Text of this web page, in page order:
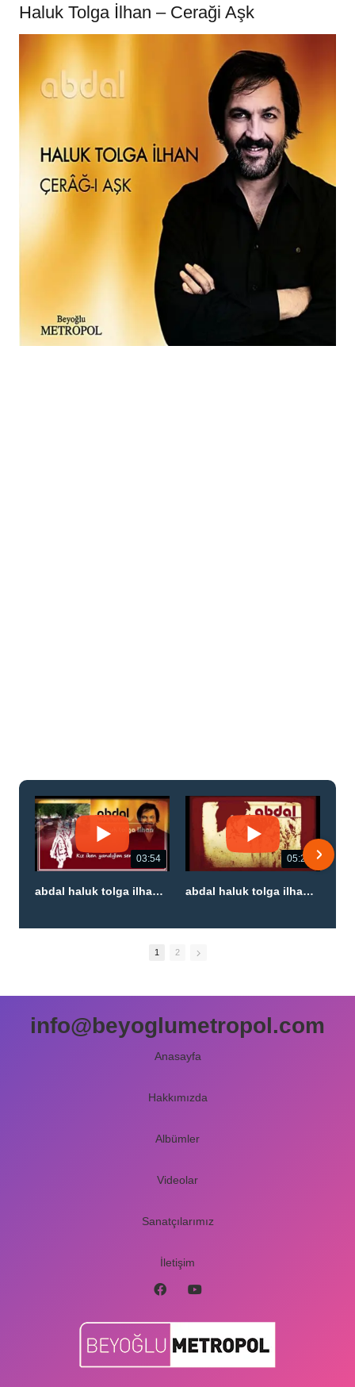
Haluk Tolga İlhan – Ceraği Aşk
03:54
abdal haluk tolga ilhan 'emirdağı birbirine ulalı' (Official Audıo)
05:27
abdal haluk tolga ilhan'ağgül seni camekanda görmüşler' (Official Audıo)
1 2
info@beyoglumetropol.com
Anasayfa
Hakkımızda
Albümler
Videolar
Sanatçılarımız
İletişim